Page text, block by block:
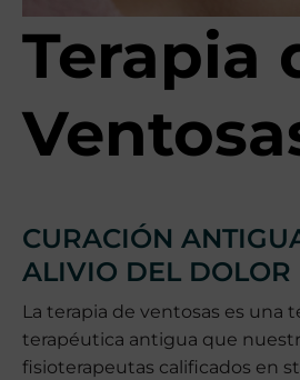
Terapia
CURACIÓN
ALIVIO DEL DOLOR
La terapia de ventosas es una
terapéutica antigua que
fisioterapeutas calificados en